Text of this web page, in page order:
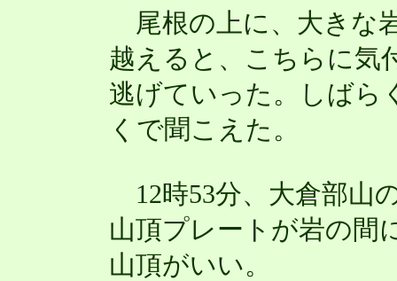
尾根の上に、大きな
越えると、こちらに気
逃げていった。しばら
くで聞こえた。
12時53分、大倉部山
山頂プレートが岩の間
山頂がいい。